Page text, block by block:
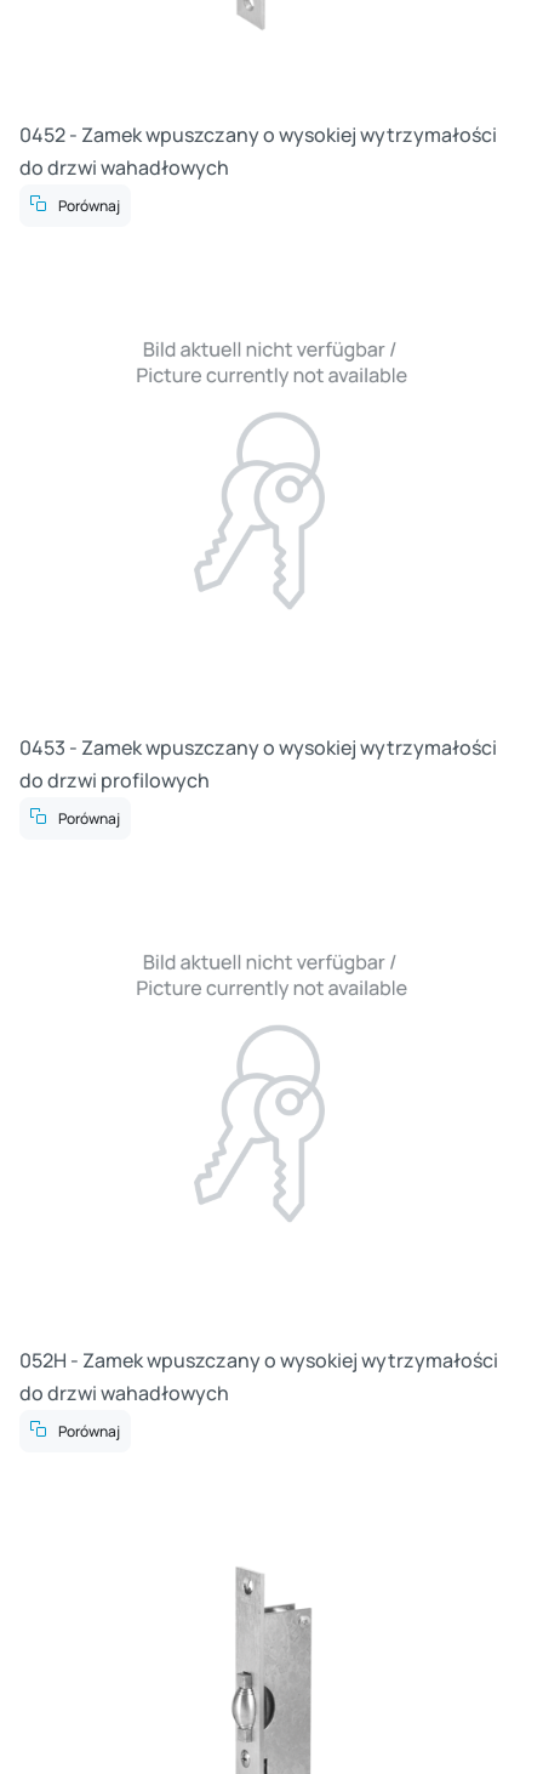
0452 - Zamek wpuszczany o wysokiej wytrzymałości
do drzwi wahadłowych
Porównaj
0453 - Zamek wpuszczany o wysokiej wytrzymałości
do drzwi profilowych
Porównaj
052H - Zamek wpuszczany o wysokiej wytrzymałości
do drzwi wahadłowych
Porównaj